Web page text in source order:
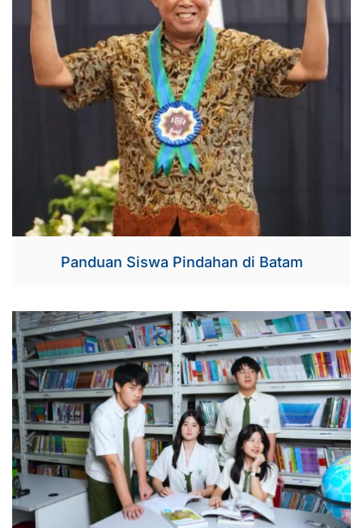
Panduan Siswa Pindahan di Batam